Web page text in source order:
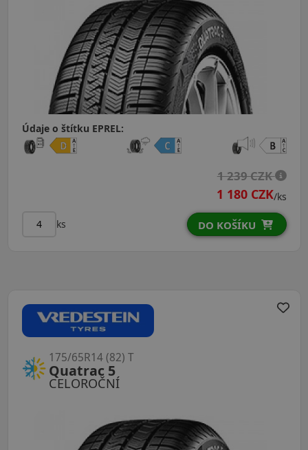
Údaje o štítku EPREL:
1 239 CZK
1 180 CZK/ks
ks DO KOŠÍKU
CELOROČNÍ
Quatrac 5
175/65R14 (82) T